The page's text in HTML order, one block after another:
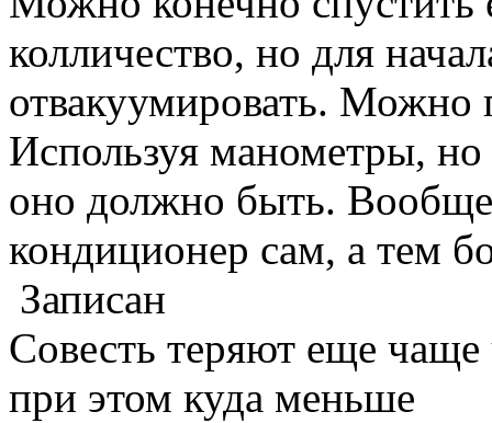
колличество, но для
отвакуумировать. Можно
Используя манометры, но
оно должно быть.
кондиционер сам, а тем
Записан
Совесть теряют еще
при этом куда меньше